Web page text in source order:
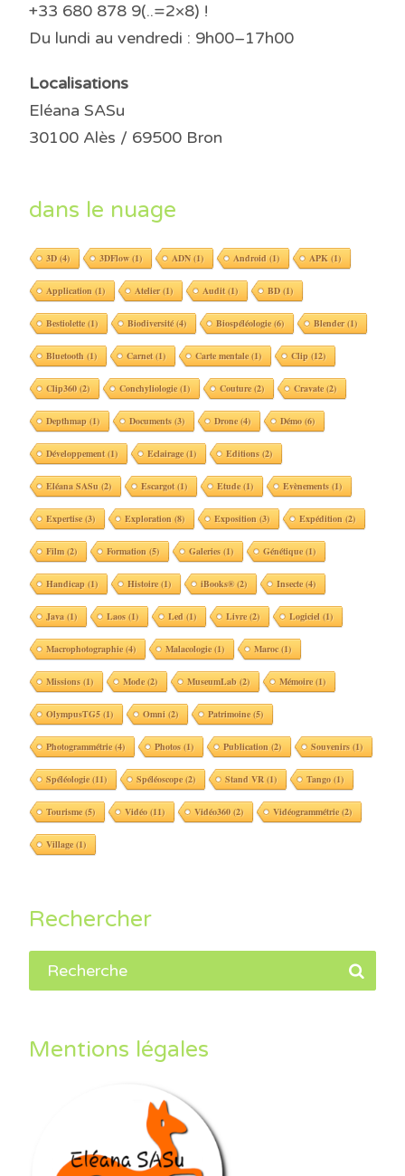
+33 680 878 9(..=2×8) !
Du lundi au vendredi : 9h00–17h00
Localisations
Eléana SASu
30100 Alès / 69500 Bron
dans le nuage
3D(4) 3DFlow(1) ADN(1) Android (1) APK (1)
Application (1) Atelier(1) Audit(1) BD(1)
Bestiolette(1) Biodiversité(4) Biospéléologie(6) Blender(1)
Bluetooth (1) Carnet(1) Carte mentale(1) Clip (12)
Clip360(2) Conchyliologie(1) Couture(2) Cravate(2)
Depthmap (1) Documents(3) Drone(4) Démo(6)
Développement(1) Eclairage(1) Editions(2)
Eléana SASu (2) Escargot(1) Etude(1) Evènements(1)
Expertise(3) Exploration (8) Exposition (3) Expédition (2)
Film(2) Formation (5) Galeries(1) Génétique(1)
Handicap (1) Histoire(1) iBooks®(2) Insecte(4)
Java (1) Laos(1) Led (1) Livre(2) Logiciel (1)
Macrophotographie(4) Malacologie(1) Maroc(1)
Missions(1) Mode(2) MuseumLab (2) Mémoire(1)
OlympusTG5(1) Omni (2) Patrimoine(5)
Photogrammétrie(4) Photos(1) Publication (2) Souvenirs(1)
Spéléologie(11) Spéléoscope(2) Stand VR (1) Tango(1)
Tourisme(5) Vidéo(11) Vidéo360(2) Vidéogrammétrie(2)
Village(1)
Rechercher
Mentions légales